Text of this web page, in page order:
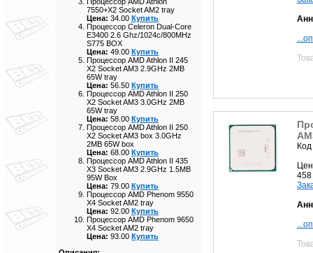
7550+X2 Socket AM2 tray
Цена: 34.00 Купить
Процессор Celeron Dual-Core
E3400 2.6 Ghz/1024с/800MHz
S775 BOX
Цена: 49.00 Купить
Процессор AMD Athlon II 245
X2 Socket AM3 2.9GHz 2MB
65W tray
Цена: 56.50 Купить
Процессор AMD Athlon II 250
X2 Socket AM3 3.0GHz 2MB
65W tray
Цена: 58.00 Купить
Процессор AMD Athlon II 250
X2 Socket AM3 box 3.0GHz
2MB 65W box
Цена: 68.00 Купить
Процессор AMD Athlon II 435
X3 Socket AM3 2.9GHz 1.5MB
95W Box
Цена: 79.00 Купить
Процессор AMD Phenom 9550
X4 Socket AM2 tray
Цена: 92.00 Купить
Процессор AMD Phenom 9650
X4 Socket AM2 tray
Цена: 93.00 Купить